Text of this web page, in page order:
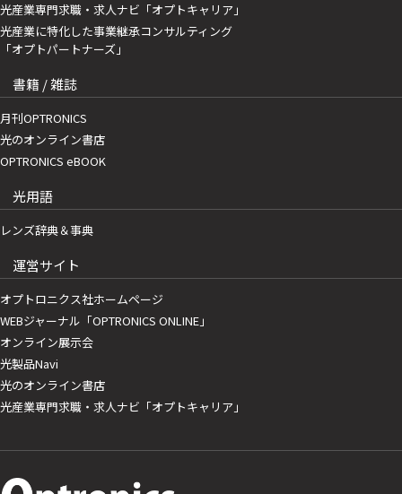
光産業専門求職・求人ナビ「オプトキャリア」
光産業に特化した事業継承コンサルティング
「オプトパートナーズ」
書籍 / 雑誌
月刊OPTRONICS
光のオンライン書店
OPTRONICS eBOOK
光用語
レンズ辞典＆事典
運営サイト
オプトロニクス社ホームページ
WEBジャーナル「OPTRONICS ONLINE」
オンライン展示会
光製品Navi
光のオンライン書店
光産業専門求職・求人ナビ「オプトキャリア」